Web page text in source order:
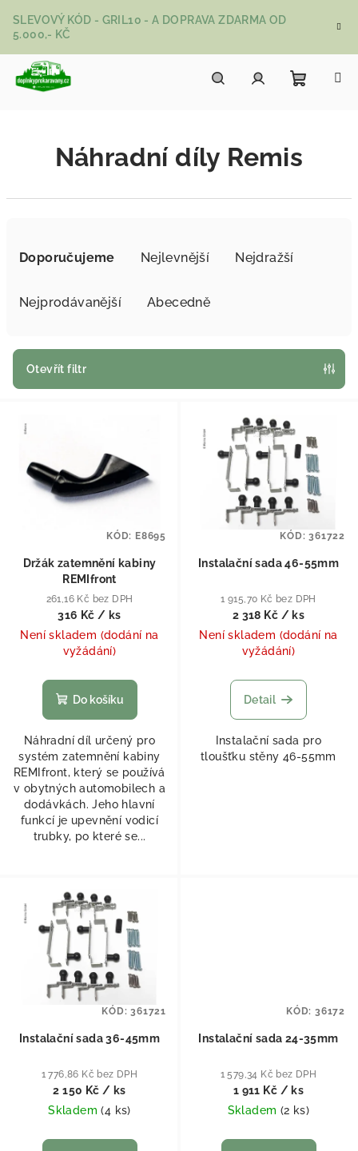
SLEVOVÝ KÓD - GRIL10 - A DOPRAVA ZDARMA OD
5.000,- KČ
Náhradní díly Remis
Doporučujeme Nejlevnější Nejdražší
Nejprodávanější Abecedně
Otevřít filtr
Držák zatemnění kabiny
REMIfront
261,16 Kč bez DPH
316 Kč/ ks
Není skladem (dodání na
vyžádání)
Do košíku
Náhradní díl určený pro
systém zatemnění kabiny
REMIfront, který se používá
v obytných automobilech a
dodávkách. Jeho hlavní
funkcí je upevnění vodicí
trubky, po které se...
KÓD: E8695
Instalační sada 46-55mm
1 915,70 Kč bez DPH
2 318 Kč / ks
Není skladem (dodání na
vyžádání)
Detail
Instalační sada pro
tloušťku stěny 46-55mm
KÓD:361722
Instalační sada 36-45mm
1 776,86 Kč bez DPH
2 150 Kč / ks
Skladem(4 ks)
KÓD:361721
Instalační sada 24-35mm
1 579,34 Kč bez DPH
1 911 Kč / ks
Skladem (2 ks)
KÓD: 36172